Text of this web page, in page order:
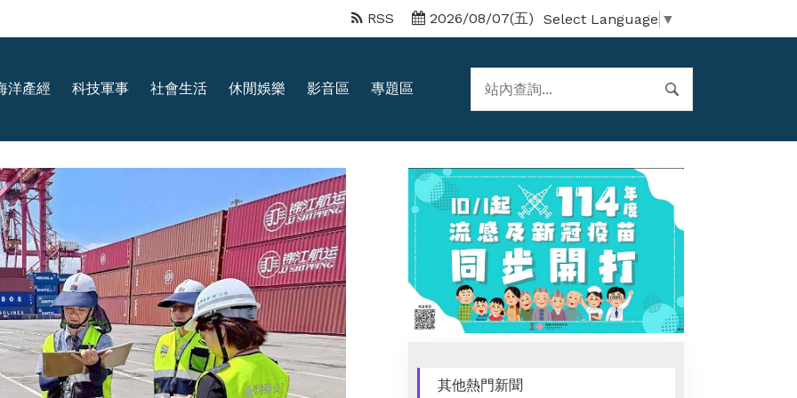
Select Language ▼
2026/08/07(五)
RSS
洋產經 科技軍事 社會生活 休閒娛樂 影音區 專題區
其他熱門新聞